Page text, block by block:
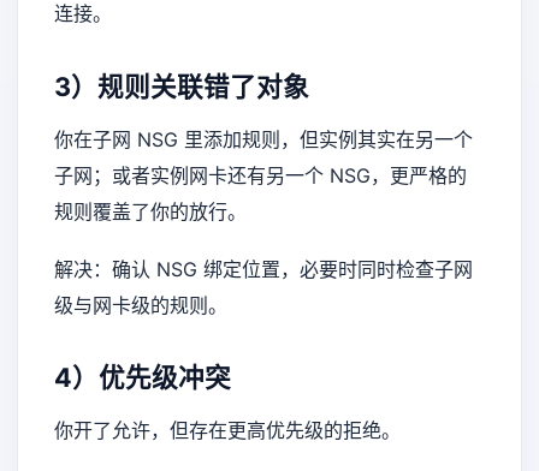
连接。
3）规则关联错了对象
你在子网 NSG 里添加规则，但实例其实在另一个
子网；或者实例网卡还有另一个 NSG，更严格的
规则覆盖了你的放行。
解决：确认 NSG 绑定位置，必要时同时检查子网
级与网卡级的规则。
4）优先级冲突
你开了允许，但存在更高优先级的拒绝。